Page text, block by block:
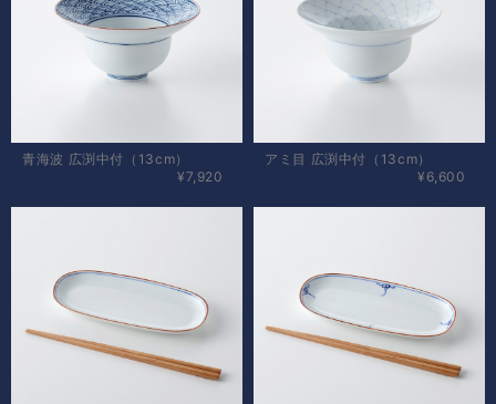
青海波 広渕中付（13cm）
¥7,920
アミ目 広渕中付（13cm）
¥6,600